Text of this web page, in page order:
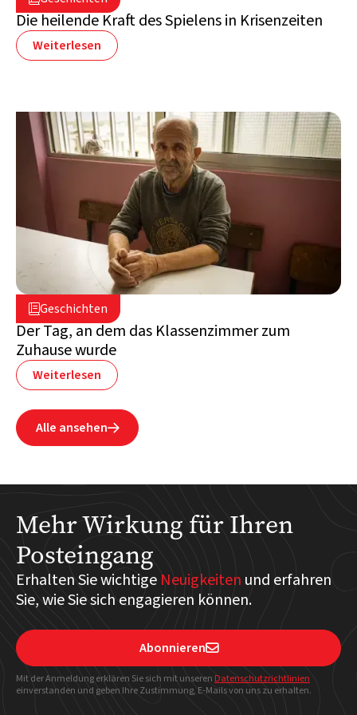
Libanon
Die heilende Kraft des Spielens in Krisenzeiten
Weiterlesen
Geschichten
2. Juli 2026
Libanon
Der Tag, an dem das Klassenzimmer zum
Zuhause wurde
Weiterlesen
Alle ansehen
Mehr Wirkung für Ihren
Posteingang
Erhalten Sie wichtige Neuigkeiten und erfahren
Sie, wie Sie sich engagieren können.
Abonnieren
Mit der Anmeldung erklären Sie sich mit unseren Datenschutzrichtlinien
einverstanden und geben Ihre Zustimmung, E-Mails von uns zu erhalten.